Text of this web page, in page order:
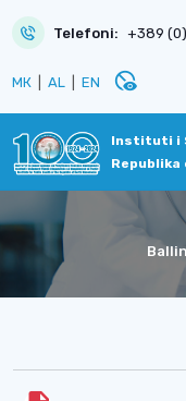
Telefoni: +389
МК AL EN disabled_visible
Instituti i
Republika